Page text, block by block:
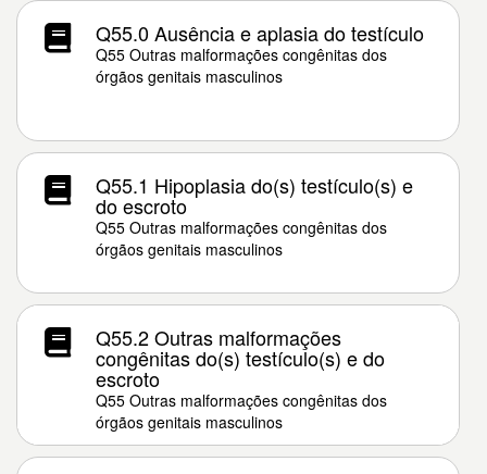
Q55.0 Ausência e aplasia do testículo
Q55 Outras malformações congênitas dos
órgãos genitais masculinos
Q55.1 Hipoplasia do(s) testículo(s) e
do escroto
Q55 Outras malformações congênitas dos
órgãos genitais masculinos
Q55.2 Outras malformações
congênitas do(s) testículo(s) e do
escroto
Q55 Outras malformações congênitas dos
órgãos genitais masculinos